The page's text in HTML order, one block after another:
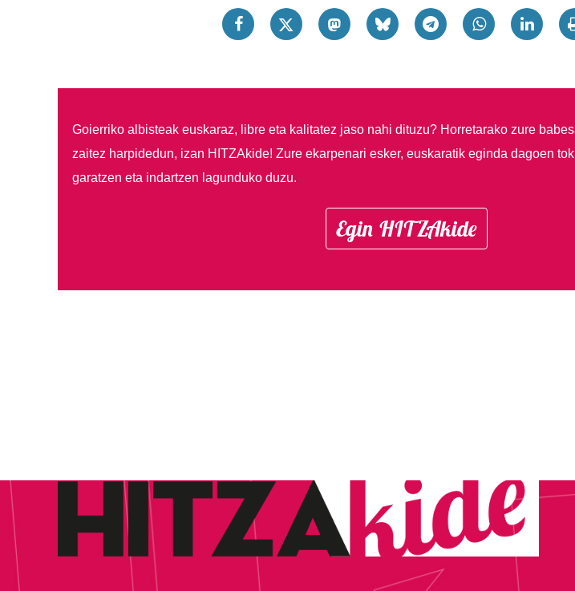
Goierriko albisteak euskaraz, libre eta kalitatez jaso nahi dituzu? Horretarako zure
zaitez harpidedun, izan HITZAkide! Zure ekarpenari esker, euskaratik eginda dagoen
garatzen eta indartzen lagunduko duzu.
Egin HITZAkide